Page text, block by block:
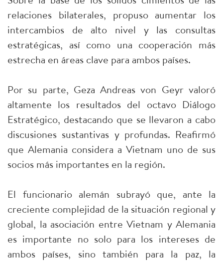
relaciones bilaterales, propuso aumentar los
intercambios de alto nivel y las consultas
estratégicas, así como una cooperación más
estrecha en áreas clave para ambos países.
Por su parte, Geza Andreas von Geyr valoró
altamente los resultados del octavo Diálogo
Estratégico, destacando que se llevaron a cabo
discusiones sustantivas y profundas. Reafirmó
que Alemania considera a Vietnam uno de sus
socios más importantes en la región.
El funcionario alemán subrayó que, ante la
creciente complejidad de la situación regional y
global, la asociación entre Vietnam y Alemania
es importante no solo para los intereses de
ambos países, sino también para la paz, la